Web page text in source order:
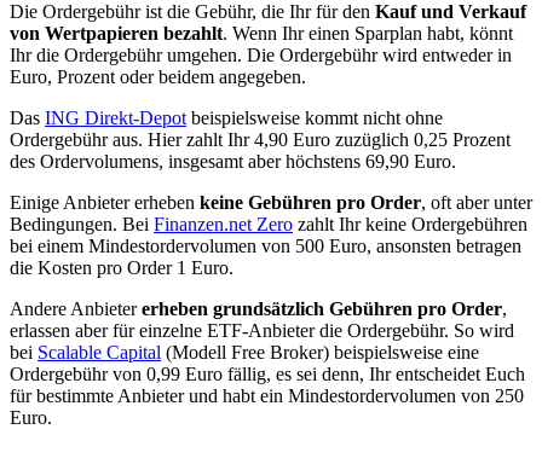
Die Ordergebühr ist die Gebühr, die Ihr für den Kauf und Verkauf
von Wertpapieren bezahlt. Wenn Ihr einen Sparplan habt, könnt
Ihr die Ordergebühr umgehen. Die Ordergebühr wird entweder in
Euro, Prozent oder beidem angegeben.
Das ING Direkt-Depot beispielsweise kommt nicht ohne
Ordergebühr aus. Hier zahlt Ihr 4,90 Euro zuzüglich 0,25 Prozent
des Ordervolumens, insgesamt aber höchstens 69,90 Euro.
Einige Anbieter erheben keine Gebühren pro Order, oft aber unter
Bedingungen. Bei Finanzen.net Zero zahlt Ihr keine Ordergebühren
bei einem Mindestordervolumen von 500 Euro, ansonsten betragen
die Kosten pro Order 1 Euro.
Andere Anbietererheben grundsätzlich Gebühren pro Order,
erlassen aber für einzelne ETF-Anbieter die Ordergebühr. So wird
bei Scalable Capital (Modell Free Broker) beispielsweise eine
Ordergebühr von 0,99 Euro fällig, es sei denn, Ihr entscheidet Euch
für bestimmte Anbieter und habt ein Mindestordervolumen von 250
Euro.